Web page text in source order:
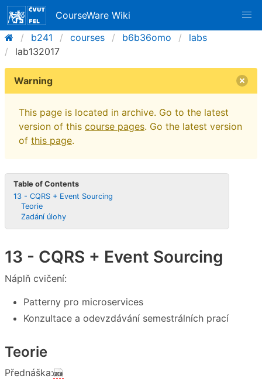
CourseWare Wiki
b241
courses b6b36omo
labs
lab132017
Warning
This page is located in archive. Go to the latest
version of this course pages. Go the latest version
of this page.
Table of Contents
13 - CQRS + Event Sourcing
Teorie
Zadání úlohy
13 - CQRS + Event Sourcing
Náplň cvičení:
Patterny pro microservices
Konzultace a odevzdávání semestrálních prací
Teorie
Přednáška: